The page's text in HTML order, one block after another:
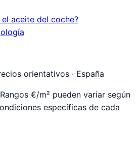
aceite del coche?
orientativos · España
€/m² pueden variar según
específicas de cada